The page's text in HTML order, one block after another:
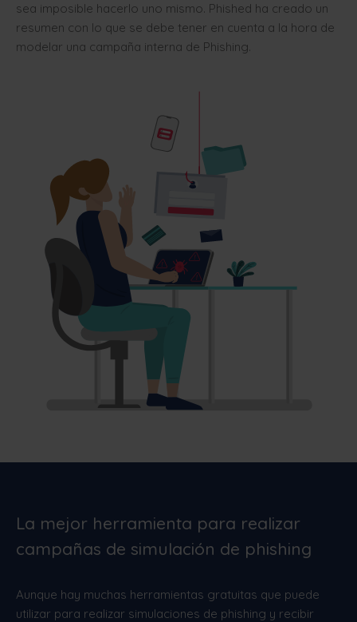
sea imposible hacerlo uno mismo. Phished ha creado un
resumen con lo que se debe tener en cuenta a la hora de
modelar una campaña interna de Phishing.
La mejor herramienta para realizar
campañas de simulación de phishing
Aunque hay muchas herramientas gratuitas que puede
utilizar para realizar simulaciones de phishing y recibir